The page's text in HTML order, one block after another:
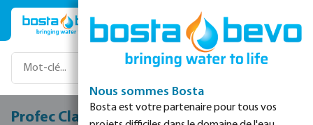
Passer au contenu principal
Profec Clapet anti-retour équilibré par
Nous sommes Bosta
Bosta est votre partenaire pour tous vos